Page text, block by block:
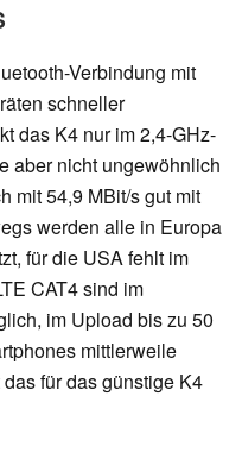
Verbindung mit
schneller
das K4 nur im 2,4-GHz-
aber nicht ungewöhnlich
mit 54,9 MBit/s gut mit
werden alle in Europa
für die USA fehlt im
CAT4 sind im
im Upload bis zu 50
mittlerweile
für das günstige K4